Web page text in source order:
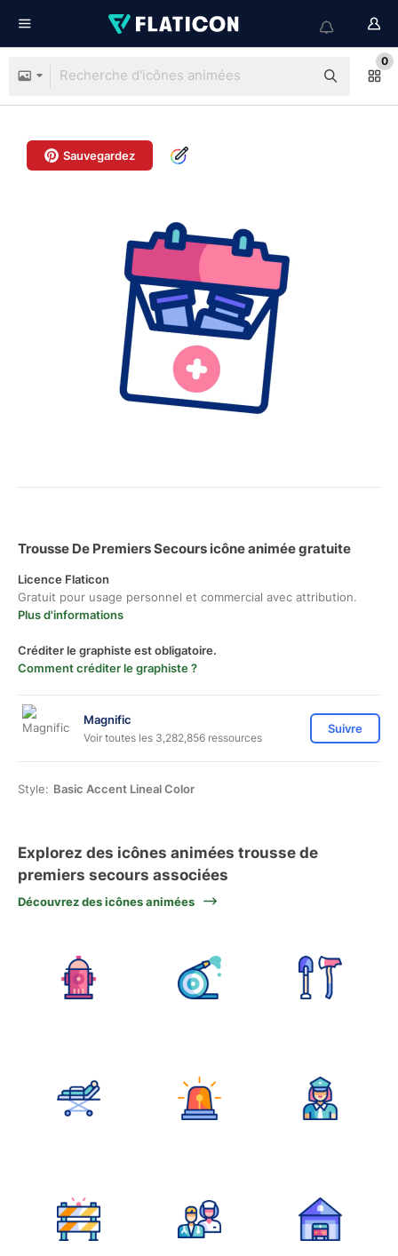
0
Sauvegardez
Trousse De Premiers Secours icône animée gratuite
Licence Flaticon
Gratuit pour usage personnel et commercial avec attribution.
Plus d'informations
Créditer le graphiste est obligatoire.
Comment créditer le graphiste ?
Magnific
Voir toutes les 3,282,856 ressources
Suivre
Style: Basic Accent Lineal Color
Explorez des icônes animées trousse de
premiers secours associées
Découvrez des icônes animées